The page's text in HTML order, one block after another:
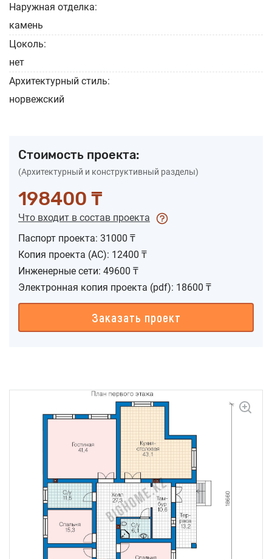
Наружная отделка:
камень
Цоколь:
нет
Архитектурный стиль:
норвежский
Стоимость проекта:
(Архитектурный и конструктивный разделы)
198400 ₸
Что входит в состав проекта
Паспорт проекта: 31000 ₸
Копия проекта (АС): 12400 ₸
Инженерные сети: 49600 ₸
Электронная копия проекта (pdf): 18600 ₸
Заказать проект